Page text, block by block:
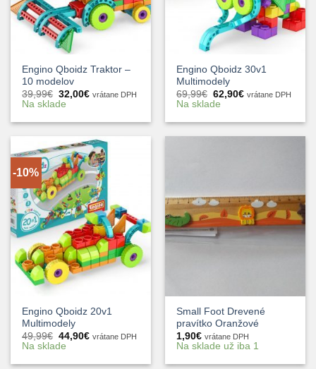
Engino Qboidz Traktor –
10 modelov
39,99€ Pôvodná
cena
39,99€.
32,00€Aktuálna
32,00€.
vrátane DPH
Na sklade
Engino Qboidz 30v1
Multimodely
69,99€ Pôvodná
cena
69,99€.
62,90€Aktuálna
62,90€.
vrátane DPH
Na sklade
-10%
Engino Qboidz 20v1
Multimodely
49,99€ Pôvodná
cena
49,99€.
44,90€Aktuálna
44,90€.
vrátane DPH
Na sklade
Small Foot Drevené
pravítko Oranžové
1,90€ vrátane DPH
Na sklade už iba 1